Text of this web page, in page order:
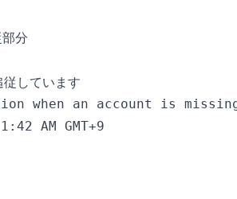
分
しています
when an account is missing